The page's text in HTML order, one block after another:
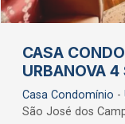
CASA
URBANOVA
Casa Condomínio -
São José dos